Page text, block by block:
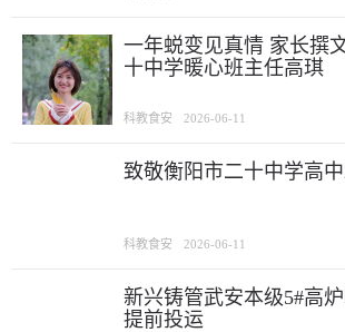
一年蜕变见真情 家长撰
十中学暖心班主任高琪
科教食安 2026-06-11
致敬衡阳市二十中学高
科教食安 2026-06-11
新兴铸管武安本级5#高
提前投运